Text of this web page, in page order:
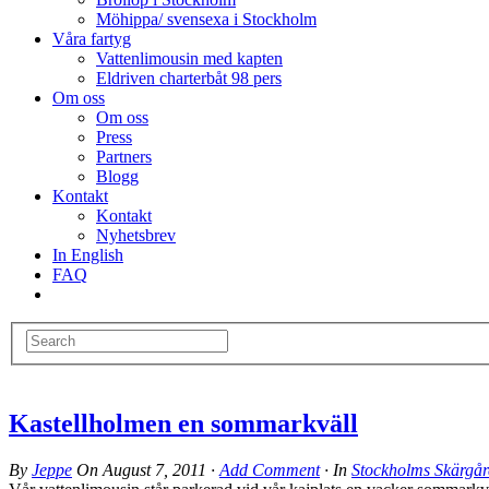
Möhippa/ svensexa i Stockholm
Våra fartyg
Vattenlimousin med kapten
Eldriven charterbåt 98 pers
Om oss
Om oss
Press
Partners
Blogg
Kontakt
Kontakt
Nyhetsbrev
In English
FAQ
Kastellholmen en sommarkväll
By Jeppe On August 7, 2011 · Add Comment· In Stockholms